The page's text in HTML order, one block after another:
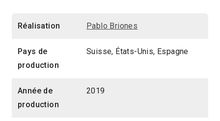
Réalisation Pablo Briones
Pays de
production
Suisse, États-Unis, Espagne
Année de
production
2019